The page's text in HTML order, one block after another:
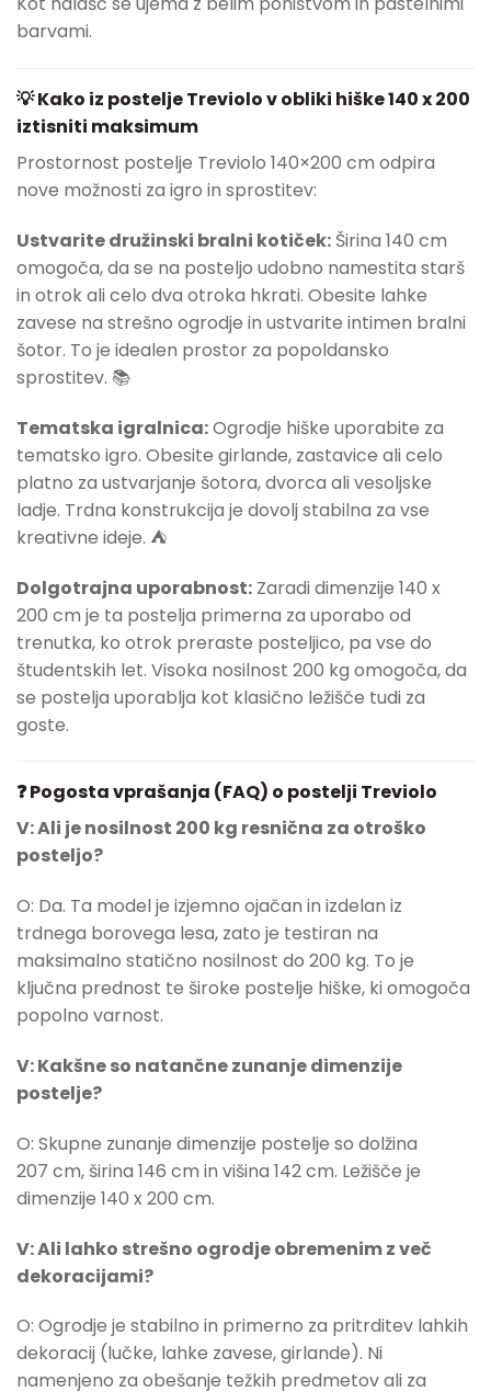
barvami.
💡 Kako iz postelje Treviolo v obliki hiške 140 x 200
iztisniti maksimum
Prostornost postelje Treviolo 140×200 cm odpira
nove možnosti za igro in sprostitev:
Ustvarite družinski bralni kotiček: Širina 140 cm
omogoča, da se na posteljo udobno namestita starš
in otrok ali celo dva otroka hkrati. Obesite lahke
zavese na strešno ogrodje in ustvarite intimen bralni
šotor. To je idealen prostor za popoldansko
sprostitev. 📚
Tematska igralnica:Ogrodje hiške uporabite za
tematsko igro. Obesite girlande, zastavice ali celo
platno za ustvarjanje šotora, dvorca ali vesoljske
ladje. Trdna konstrukcija je dovolj stabilna za vse
kreativne ideje. ⛺
Dolgotrajna uporabnost: Zaradi dimenzije 140 x
200 cm je ta postelja primerna za uporabo od
trenutka, ko otrok preraste posteljico, pa vse do
študentskih let. Visoka nosilnost 200 kg omogoča, da
se postelja uporablja kot klasično ležišče tudi za
goste.
❓ Pogosta vprašanja (FAQ) o postelji Treviolo
V: Ali je nosilnost 200 kg resnična za otroško
posteljo?
O: Da. Ta model je izjemno ojačan in izdelan iz
trdnega borovega lesa, zato je testiran na
maksimalno statično nosilnost do 200 kg. To je
ključna prednost te široke postelje hiške, ki omogoča
popolno varnost.
V: Kakšne so natančne zunanje dimenzije
postelje?
O: Skupne zunanje dimenzije postelje so dolžina
207 cm, širina 146 cm in višina 142 cm. Ležišče je
dimenzije 140 x 200 cm.
V: Ali lahko strešno ogrodje obremenim z več
dekoracijami?
O: Ogrodje je stabilno in primerno za pritrditev lahkih
dekoracij (lučke, lahke zavese, girlande). Ni
namenjeno za obešanje težkih predmetov ali za